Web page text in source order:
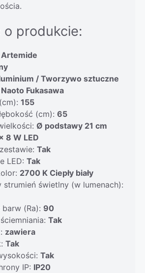
o produkcie:
Artemide
/ Tworzywo sztuczne
Naoto Fukasawa
155
(cm): 65
Ø podstawy 21 cm
8 W LED
Tak
LED: Tak
2700 K Ciepły biały
strumień świetlny (w lumenach):
(Ra): 90
Tak
zawiera
Tak
Tak
IP: IP20